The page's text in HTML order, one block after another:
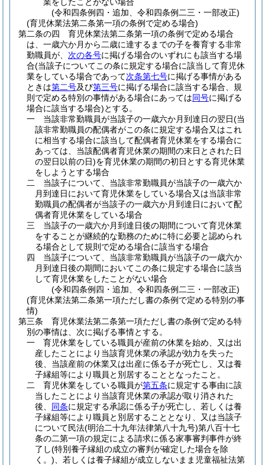
(令和四条例四・追加、令和四条例二三・一部改正)
(育児休業法第二条第一項の条例で定める場合)
第二条の四
育児休業法第二条第一項の条例で定める場合
は、一歳六か月から二歳に達するまでの子を養育する非常
勤職員が、 次の各号に掲げる場合のいずれにも該当する場
合(当該子についてこの条に規定する場合に該当して育児休
業をしている場合であって次条第七号に掲げる事情がある
ときは第二号及び第三号に掲げる場合に該当する場合、規
則で定める特別の事情がある場合にあっては同号に掲げる
場合に該当する場合)とする。
一
当該非常勤職員が当該子の一歳六か月到達日の翌日(当
該非常勤職員の配偶者がこの条に規定する場合又はこれ
に相当する場合に該当して配偶者育児休業をする場合に
あっては、当該配偶者育児休業の期間の末日とされた日
の翌日以前の日)を育児休業の期間の初日とする育児休業
をしようとする場合
二
当該子について、当該非常勤職員が当該子の一歳六か
月到達日において育児休業をしている場合又は当該非常
勤職員の配偶者が当該子の一歳六か月到達日において配
偶者育児休業をしている場合
三
当該子の一歳六か月到達日後の期間について育児休業
をすることが継続的な勤務のために特に必要と認められ
る場合として規則で定める場合に該当する場合
四
当該子について、当該非常勤職員が当該子の一歳六か
月到達日後の期間においてこの条に規定する場合に該当
して育児休業をしたことがない場合
(令和四条例四・追加、令和四条例二三・一部改正)
(育児休業法第二条第一項ただし書の条例で定める特別の事
情)
第三条
育児休業法第二条第一項ただし書の条例で定める特
別の事情は、次に掲げる事情とする。
一
育児休業をしている職員が産前の休業を始め、又は出
産したことにより当該育児休業の承認が効力を失った
後、当該産前の休業又は出産に係る子が死亡し、又は養
子縁組等により職員と別居することとなったこと。
二
育児休業をしている職員が第五条に規定する事由に該
当したことにより当該育児休業の承認が取り消された
後、 同条に規定する承認に係る子が死亡し、若しくは養
子縁組等により職員と別居することとなり、又は当該子
について民法(明治二十九年法律第八十九号)第八百十七
条の二第一項の規定による請求に係る家事審判事件が終
了し(特別養子縁組の成立の審判が確定した場合を除
く。) 、若しくは養子縁組が成立しないまま児童福祉法第